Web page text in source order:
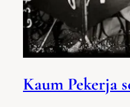
Kaum Pekerja